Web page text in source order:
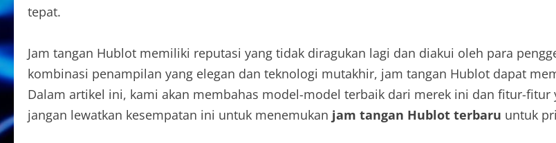
tepat.
Jam tangan Hublot memiliki reputasi yang tidak diragukan lagi dan diakui oleh para
kombinasi penampilan yang elegan dan teknologi mutakhir, jam tangan Hublot dapat
Dalam artikel ini, kami akan membahas model-model terbaik dari merek ini dan fitur-fitur
jangan lewatkan kesempatan ini untuk menemukan jam tangan Hublot terbaru untuk